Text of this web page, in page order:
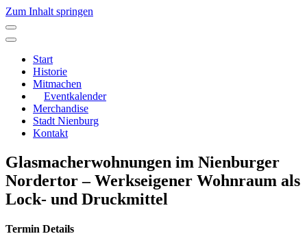
Zum Inhalt springen
Hauptnavigation
Start
Historie
Mitmachen
Eventkalender
Merchandise
Stadt Nienburg
Kontakt
Glasmacherwohnungen im Nienburger
Nordertor – Werkseigener Wohnraum als
Lock- und Druckmittel
Termin Details